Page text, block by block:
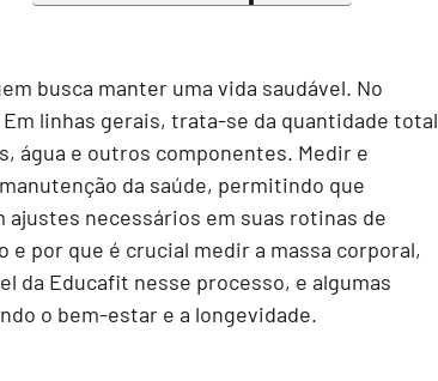
busca manter uma vida saudável. No
linhas gerais, trata-se da quantidade total
água e outros componentes. Medir e
da saúde, permitindo que
ajustes necessários em suas rotinas de
por que é crucial medir a massa corporal,
da Educafit nesse processo, e algumas
o bem-estar e a longevidade.